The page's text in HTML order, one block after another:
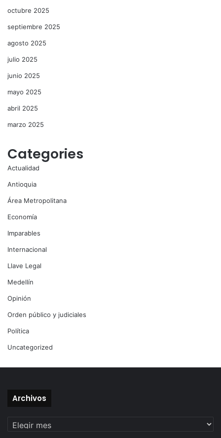
octubre 2025
septiembre 2025
agosto 2025
julio 2025
junio 2025
mayo 2025
abril 2025
marzo 2025
Categories
Actualidad
Antioquia
Área Metropolitana
Economía
Imparables
Internacional
Llave Legal
Medellín
Opinión
Orden público y judiciales
Política
Uncategorized
Archivos